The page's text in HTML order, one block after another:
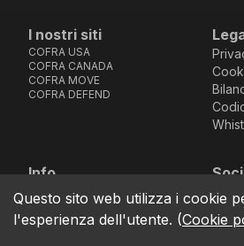
I nostri siti
COFRA USA
COFRA CANADA
COFRA MOVE
COFRA DEFEND
Info
location_on
Via dell’Euro 53-57-59,
76121 Barletta - BT -
ITALIA
Questo sito web utilizza i cookie
l'esperienza dell'utente. (Cookie